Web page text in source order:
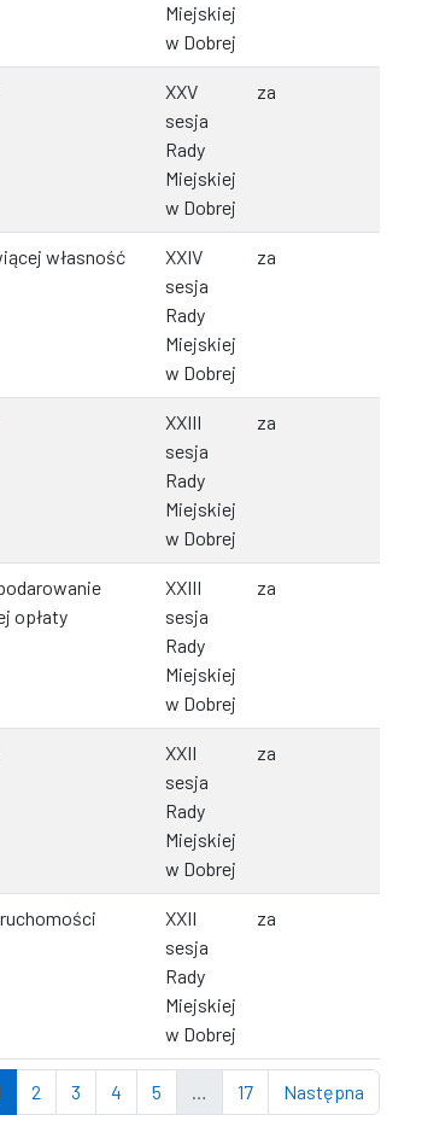
Miejskiej
w Dobrej
XXV
sesja
Rady
Miejskiej
w Dobrej
za
własność
XXIV
sesja
Rady
Miejskiej
w Dobrej
za
XXIII
sesja
Rady
Miejskiej
w Dobrej
za
opłaty
XXIII
sesja
Rady
Miejskiej
w Dobrej
za
XXII
sesja
Rady
Miejskiej
w Dobrej
za
XXII
sesja
Rady
Miejskiej
w Dobrej
za
2 3 4 5 … 17 Następna